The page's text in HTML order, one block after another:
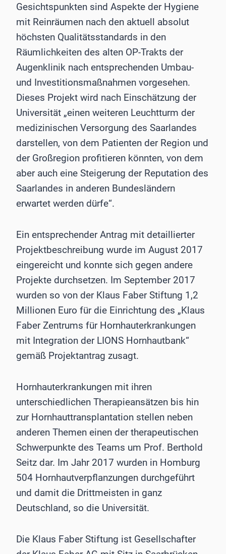
Gesichtspunkten sind Aspekte der Hygiene
mit Reinräumen nach den aktuell absolut
höchsten Qualitätsstandards in den
Räumlichkeiten des alten OP-Trakts der
Augenklinik nach entsprechenden Umbau-
und Investitionsmaßnahmen vorgesehen.
Dieses Projekt wird nach Einschätzung der
Universität „einen weiteren Leuchtturm der
medizinischen Versorgung des Saarlandes
darstellen, von dem Patienten der Region und
der Großregion profitieren könnten, von dem
aber auch eine Steigerung der Reputation des
Saarlandes in anderen Bundesländern
erwartet werden dürfe“.
Ein entsprechender Antrag mit detaillierter
Projektbeschreibung wurde im August 2017
eingereicht und konnte sich gegen andere
Projekte durchsetzen. Im September 2017
wurden so von der Klaus Faber Stiftung 1,2
Millionen Euro für die Einrichtung des „Klaus
Faber Zentrums für Hornhauterkrankungen
mit Integration der LIONS Hornhautbank“
gemäß Projektantrag zusagt.
Hornhauterkrankungen mit ihren
unterschiedlichen Therapieansätzen bis hin
zur Hornhauttransplantation stellen neben
anderen Themen einen der therapeutischen
Schwerpunkte des Teams um Prof. Berthold
Seitz dar. Im Jahr 2017 wurden in Homburg
504 Hornhautverpflanzungen durchgeführt
und damit die Drittmeisten in ganz
Deutschland, so die Universität.
Die Klaus Faber Stiftung ist Gesellschafter